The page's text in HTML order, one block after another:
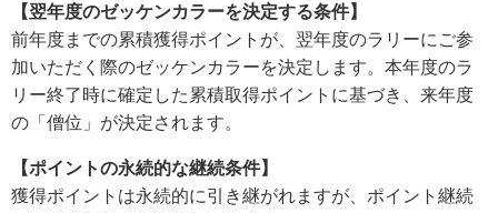
【翌年度のゼッケンカラーを決定する条件】
前年度までの累積獲得ポイントが、翌年度のラリーにご参
加いただく際のゼッケンカラーを決定します。本年度のラ
リー終了時に確定した累積取得ポイントに基づき、来年度
の「僧位」が決定されます。
【ポイントの永続的な継続条件】
獲得ポイントは永続的に引き継がれますが、ポイント継続